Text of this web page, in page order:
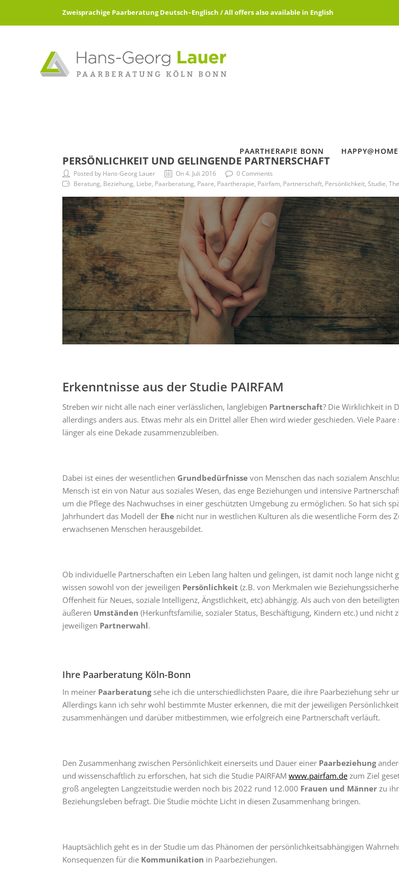
Zweisprachige Paarberatung Deutsch–Englisch / All offers also available in English
PAARTHERAPIE BONN HAPPY@HOME
PERSÖNLICHKEIT UND GELINGENDE PARTNERSCHAFT
Posted by Hans-Georg Lauer On 4. Juli 2016
0 Comments
Beratung, Beziehung, Liebe, Paarberatung, Paare, Paartherapie, Pairfam, Partnerschaft, Persönlichkeit, Studie,
Erkenntnisse aus der Studie PAIRFAM
Streben wir nicht alle nach einer verlässlichen, langlebigen Partnerschaft? Die Wirklichkeit in
allerdings anders aus. Etwas mehr als ein Drittel aller Ehen wird wieder geschieden. Viele Paare
länger als eine Dekade zusammenzubleiben.
Dabei ist eines der wesentlichen Grundbedürfnisse von Menschen das nach sozialem
Mensch ist ein von Natur aus soziales Wesen, das enge Beziehungen und intensive
um die Pflege des Nachwuchses in einer geschützten Umgebung zu ermöglichen. So hat sich
Jahrhundert das Modell der Ehe nicht nur in westlichen Kulturen als die wesentliche Form des
erwachsenen Menschen herausgebildet.
Ob individuelle Partnerschaften ein Leben lang halten und gelingen, ist damit noch lange nicht
wissen sowohl von der jeweiligen Persönlichkeit (z.B. von Merkmalen wie
Offenheit für Neues, soziale Intelligenz, Ängstlichkeit, etc) abhängig. Als auch von den
äußeren Umständen (Herkunftsfamilie, sozialer Status, Beschäftigung, Kindern etc.) und nicht
jeweiligen Partnerwahl.
Ihre Paarberatung Köln-Bonn
In meiner Paarberatungsehe ich die unterschiedlichsten Paare, die ihre Paarbeziehung sehr
Allerdings kann ich sehr wohl bestimmte Muster erkennen, die mit der jeweiligen
zusammenhängen und darüber mitbestimmen, wie erfolgreich eine Partnerschaft verläuft.
Den Zusammenhang zwischen Persönlichkeit einerseits und Dauer einer Paarbeziehung
und wissenschaftlich zu erforschen, hat sich die Studie PAIRFAM www.pairfam.de zum Ziel
groß angelegten Langzeitstudie werden noch bis 2022 rund 12.000 Frauen und Männer zu
Beziehungsleben befragt. Die Studie möchte Licht in diesen Zusammenhang bringen.
Hauptsächlich geht es in der Studie um das Phänomen der persönlichkeitsabhängigen
Konsequenzen für die Kommunikation in Paarbeziehungen.